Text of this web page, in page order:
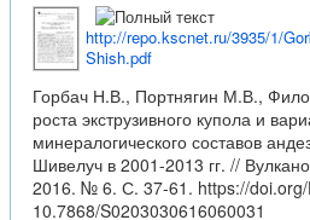
http://repo.kscnet.ru/3935/1/
Shish.pdf
Горбач Н.В., Портнягин М.В.,
роста экструзивного купола и
минералогического составов
Шивелуч в 2001-2013 гг. //
2016. № 6. С. 37-61. https://
10.7868/S0203030616060031